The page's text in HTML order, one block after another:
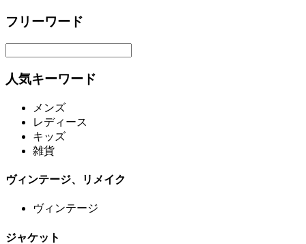
フリーワード
人気キーワード
メンズ
レディース
キッズ
雑貨
ヴィンテージ、リメイク
ヴィンテージ
ジャケット